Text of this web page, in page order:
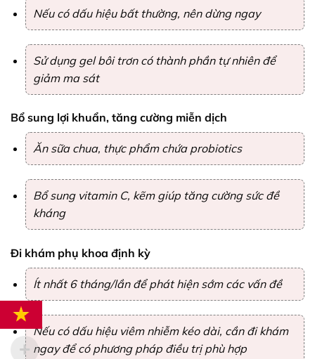
Nếu có dấu hiệu bất thường, nên dừng ngay
Sử dụng gel bôi trơn có thành phần tự nhiên để
giảm ma sát
Bổ sung lợi khuẩn, tăng cường miễn dịch
Ăn sữa chua, thực phẩm chứa probiotics
Bổ sung vitamin C, kẽm giúp tăng cường sức đề
kháng
Đi khám phụ khoa định kỳ
Ít nhất 6 tháng/lần để phát hiện sớm các vấn đề
Nếu có dấu hiệu viêm nhiễm kéo dài, cần đi khám
ngay để có phương pháp điều trị phù hợp